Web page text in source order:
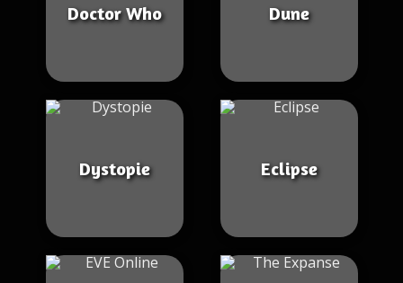
Doctor Who Dune
Dystopie Eclipse